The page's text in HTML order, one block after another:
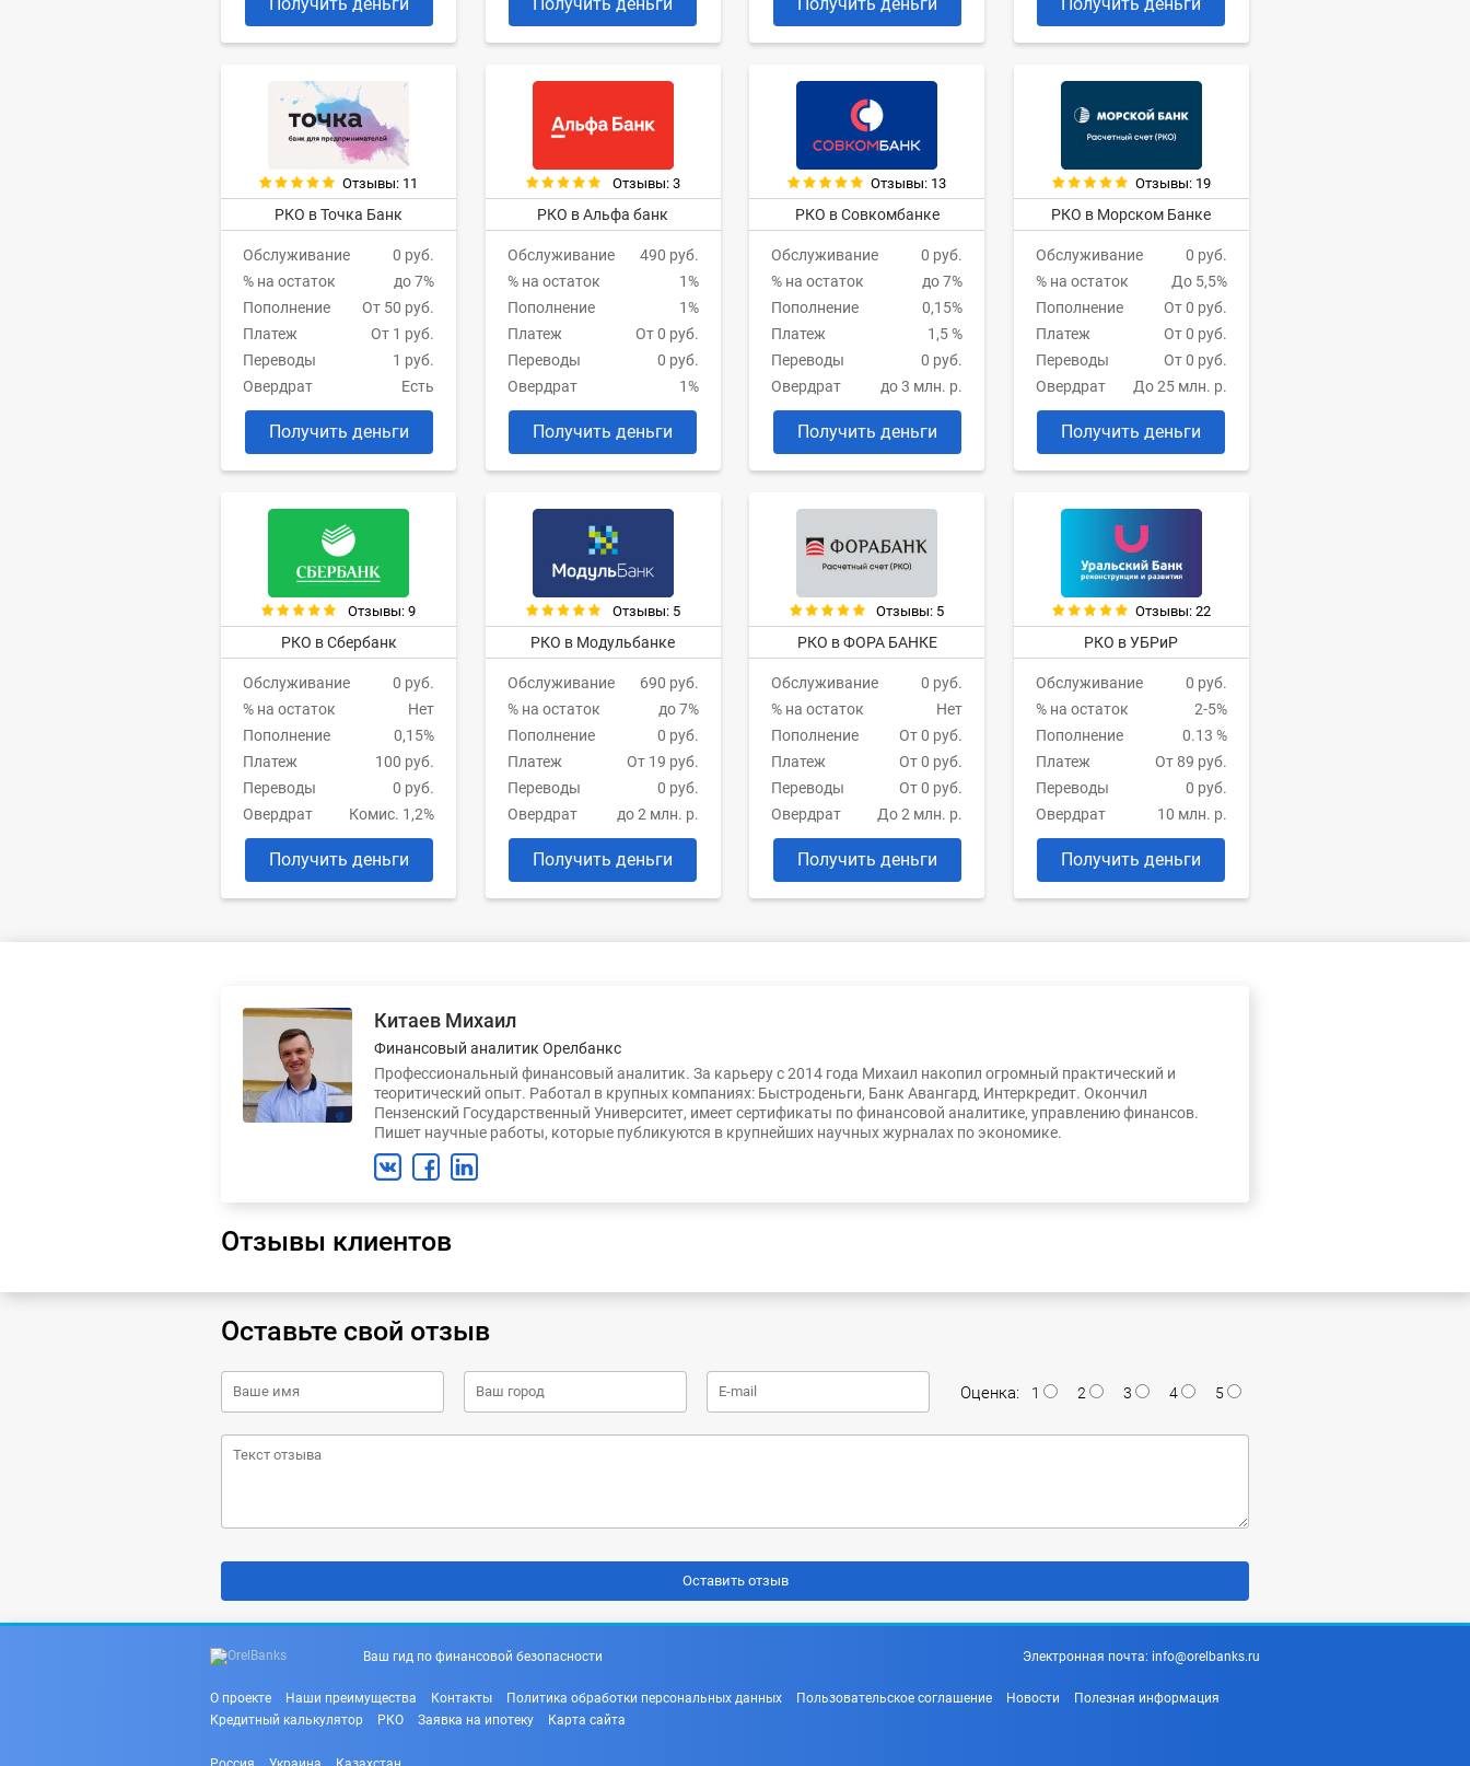
Отзывы: 11
РКО в Точка Банк
Обслуживание
0 руб.
% на остаток
до 7%
Пополнение
От 50 руб.
Платеж
От 1 руб.
Переводы
1 руб.
Овердрат
Есть
Получить деньги
Отзывы: 3
РКО в Альфа банк
Обслуживание
490 руб.
% на остаток
1%
Пополнение
1%
Платеж
От 0 руб.
Переводы
0 руб.
Овердрат
1%
Получить деньги
Отзывы: 13
РКО в Совкомбанке
Обслуживание
0 руб.
% на остаток
до 7%
Пополнение
0,15%
Платеж
1,5 %
Переводы
0 руб.
Овердрат
до 3 млн. р.
Получить деньги
Отзывы: 19
РКО в Морском Банке
Обслуживание
0 руб.
% на остаток
До 5,5%
Пополнение
От 0 руб.
Платеж
От 0 руб.
Переводы
От 0 руб.
Овердрат
До 25 млн. р.
Получить деньги
Отзывы: 9
РКО в Сбербанк
Обслуживание
0 руб.
% на остаток
Нет
Пополнение
0,15%
Платеж
100 руб.
Переводы
0 руб.
Овердрат
Комис. 1,2%
Получить деньги
Отзывы: 5
РКО в Модульбанке
Обслуживание
690 руб.
% на остаток
до 7%
Пополнение
0 руб.
Платеж
От 19 руб.
Переводы
0 руб.
Овердрат
до 2 млн. р.
Получить деньги
Отзывы: 5
РКО в ФОРА БАНКЕ
Обслуживание
0 руб.
% на остаток
Нет
Пополнение
От 0 руб.
Платеж
От 0 руб.
Переводы
От 0 руб.
Овердрат
До 2 млн. р.
Получить деньги
Отзывы: 22
РКО в УБРиР
Обслуживание
0 руб.
% на остаток
2-5%
Пополнение
0.13 %
Платеж
От 89 руб.
Переводы
0 руб.
Овердрат
10 млн. р.
Получить деньги
Китаев Михаил
Финансовый аналитик Орелбанкс
Профессиональный финансовый аналитик. За карьеру с 2014 года Михаил накопил огромный практический и
теоритический опыт. Работал в крупных компаниях: Быстроденьги, Банк Авангард, Интеркредит. Окончил
Пензенский Государственный Университет, имеет сертификаты по финансовой аналитике, управлению финансов.
Пишет научные работы, которые публикуются в крупнейших научных журналах по экономике.
Отзывы клиентов
Оставьте свой отзыв
Оценка: 1 2 3 4 5
Ваш гид по финансовой безопасности Электронная почта: info@orelbanks.ru
О проекте Наши преимущества Контакты Политика обработки персональных данных Пользовательское соглашение Новости
Полезная информация
Кредитный калькулятор
РКО Заявка на ипотеку Карта сайта